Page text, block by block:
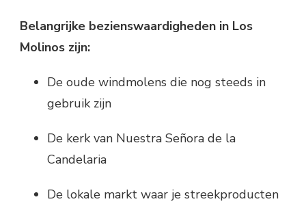
Belangrijke bezienswaardigheden in Los
Molinos zijn:
De oude windmolens die nog steeds in
gebruik zijn
De kerk van Nuestra Señora de la
Candelaria
De lokale markt waar je streekproducten